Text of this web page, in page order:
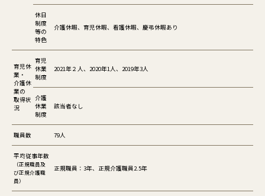
休日
制度
等の
特色
介護休暇、育児休暇、看護休暇、慶弔休暇あり
育児休
業・
介護休
業の
取得状
況
育児
休業
制度
2021年２人、2020年1人、2019年3人
介護
休業
制度
該当者なし
職員数 79人
平均従事年数
（正規職員及
び正規介護職
員）
正規職員：3年、正規介護職員2.5年